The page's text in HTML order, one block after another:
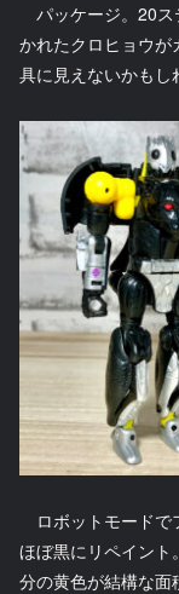
パッケージ。20ス
かれたクロヒョウ
具に見えないかもし
ロボットモードで
ほぼ黒にリペイン
分の黄色が結構な面